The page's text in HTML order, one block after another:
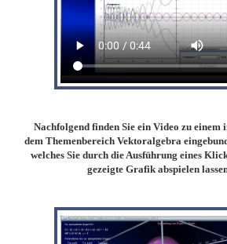
Nachfolgend finden Sie ein Video zu
dem Themenbereich Vektoralgebra
welches Sie durch die Ausführung eines
gezeigte Grafik abspielen